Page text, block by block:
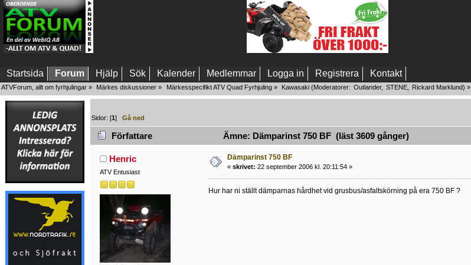
Startsida Forum Hjälp Sök Kalender Medlemmar Logga in Registrera Kontakt
ATVForum, allt om fyrhjulingar » Märkes diskussioner » Märkesspecifikt ATV Quad Fyrhjuling» Kawasaki(Moderatorer: Outlander, STENE, Rickard Marklund) »
Sidor: [1]Gå ned
Författare Ämne: Dämparinst 750 BF (läst 3609 gånger)
Henric
ATV Entusiast
Dämparinst 750 BF
« skrivet: 22 september 2006 kl. 20:11:54 »
Hur har ni ställt dämparnas hårdhet vid grusbus/asfaltskörning på era 750 BF ?